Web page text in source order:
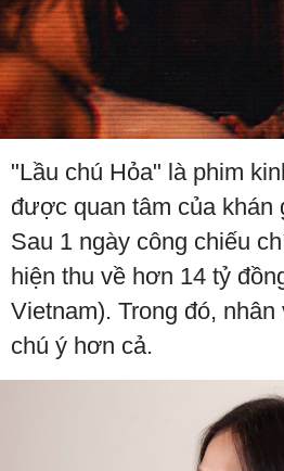
"Lầu chú Hỏa" là phim
được quan tâm của khán
Sau 1 ngày công chiếu
hiện thu về hơn 14 tỷ
Vietnam). Trong đó,
chú ý hơn cả.